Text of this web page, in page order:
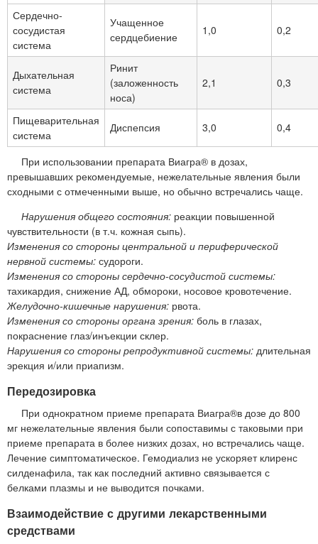
Сердечно-
сосудистая
система
Учащенное
сердцебиение
1,0 0,2
Дыхательная
система
Ринит
(заложенность
носа)
2,1 0,3
Пищеварительная
система
Диспепсия 3,0 0,4
При использовании препарата Виагра® в дозах,
превышавших рекомендуемые, нежелательные явления были
сходными с отмеченными выше, но обычно встречались чаще.
Нарушения общего состояния: реакции повышенной
чувствительности (в т.ч. кожная сыпь).
Изменения со стороны центральной и периферической
нервной системы: судороги.
Изменения со стороны сердечно-сосудистой системы:
тахикардия, снижение АД, обмороки, носовое кровотечение.
Желудочно-кишечные нарушения: рвота.
Изменения со стороны органа зрения: боль в глазах,
покраснение глаз/инъекции склер.
Нарушения со стороны репродуктивной системы: длительная
эрекция и/или приапизм.
Передозировка
При однократном приеме препарата Виагра®в дозе до 800
мг нежелательные явления были сопоставимы с таковыми при
приеме препарата в более низких дозах, но встречались чаще.
Лечение симптоматическое. Гемодиализ не ускоряет клиренс
силденафила, так как последний активно связывается с
белками плазмы и не выводится почками.
Взаимодействие с другими лекарственными
средствами